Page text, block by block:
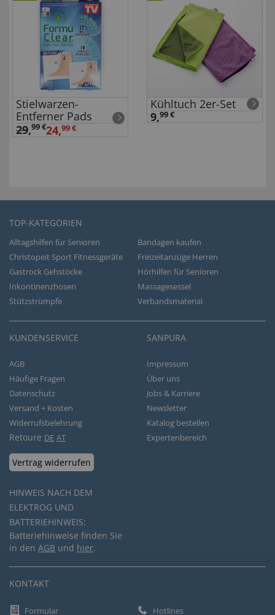
Stielwarzen-
Entferner Pads
29,99 €24,99 €
Kühltuch 2er-Set
9,99 €
TOP-KATEGORIEN
Alltagshilfen für Senioren
Bandagen kaufen
Christopeit Sport Fitnessgeräte
Freizeitanzüge Herren
Gastrock Gehstöcke
Hörhilfen für Senioren
Inkontinenzhosen
Massagesessel
Stützstrümpfe
Verbandsmaterial
KUNDENSERVICE
AGB
Häufige Fragen
Datenschutz
Versand + Kosten
Widerrufsbelehrung
Retoure DE AT
Vertrag widerrufen
HINWEIS NACH DEM
ELEKTROG UND
BATTERIEHINWEIS:
Batteriehinweise finden Sie
in den AGB und hier.
SANPURA
Impressum
Über uns
Jobs & Karriere
Newsletter
Katalog bestellen
Expertenbereich
KONTAKT
Formular Hotlines